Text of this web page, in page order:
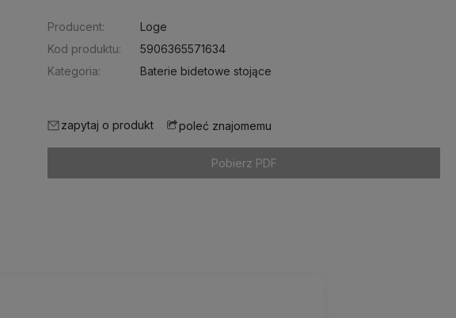
Producent:
Loge
Kod produktu:
5906365571634
Kategoria:
Baterie bidetowe stojące
zapytaj o produkt poleć znajomemu
Pobierz PDF